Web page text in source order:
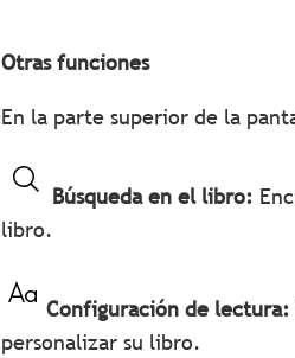
Otras funciones
En la parte superior de la
Búsqueda en el libro:
libro.
Configuración de lectura:
personalizar su libro.